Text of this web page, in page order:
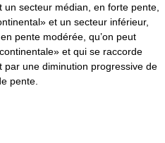
secteur médian, en forte pente,
et un secteur inférieur,
pente modérée, qu’on peut
et qui se raccorde
par une diminution progressive de
pente.